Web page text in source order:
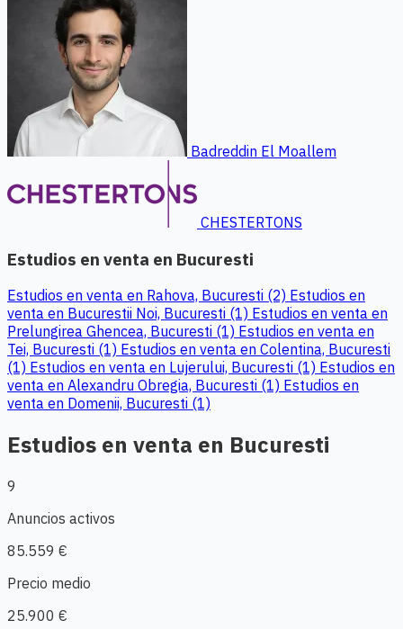
Badreddin El Moallem
CHESTERTONS
Estudios en venta en Bucuresti
Estudios en venta en Rahova, Bucuresti (2) Estudios en
venta en Bucurestii Noi, Bucuresti (1) Estudios en venta en
Prelungirea Ghencea, Bucuresti (1) Estudios en venta en
Tei, Bucuresti (1) Estudios en venta en Colentina, Bucuresti
(1) Estudios en venta en Lujerului, Bucuresti (1) Estudios en
venta en Alexandru Obregia, Bucuresti (1) Estudios en
venta en Domenii, Bucuresti (1)
Estudios en venta en Bucuresti
9
Anuncios activos
85.559 €
Precio medio
25.900 €